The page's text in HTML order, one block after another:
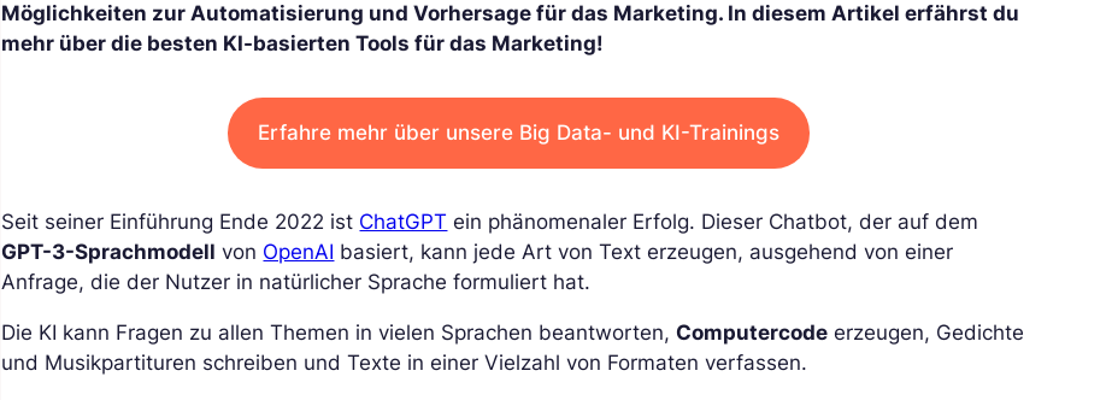
Möglichkeiten zur Automatisierung und Vorhersage für das Marketing. In diesem Artikel erfährst du
mehr über die besten KI-basierten Tools für das Marketing!
Erfahre mehr über unsere Big Data- und KI-Trainings
Seit seiner Einführung Ende 2022 ist ChatGPT ein phänomenaler Erfolg. Dieser Chatbot, der auf dem
GPT-3-Sprachmodell von OpenAI basiert, kann jede Art von Text erzeugen, ausgehend von einer
Anfrage, die der Nutzer in natürlicher Sprache formuliert hat.
Die KI kann Fragen zu allen Themen in vielen Sprachen beantworten,Computercode erzeugen, Gedichte
und Musikpartituren schreiben und Texte in einer Vielzahl von Formaten verfassen.